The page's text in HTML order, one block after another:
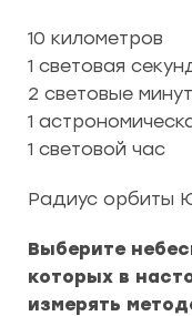
10 километров
1 световая
2 световые
1
1 световой час
Радиус орбиты
Выберите
которых в
измерять